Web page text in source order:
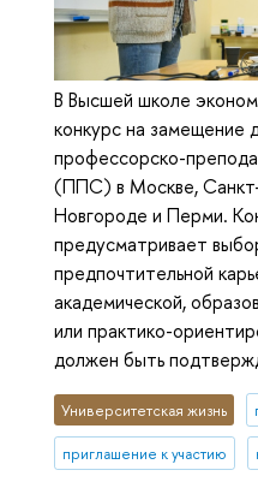
В Высшей школе
конкурс на замещение
профессорско-
(ППС) в Москве,
Новгороде и Перми.
предусматривает
предпочтительной
академической,
или практико-
должен быть
Университетская жизнь
приглашение к участию